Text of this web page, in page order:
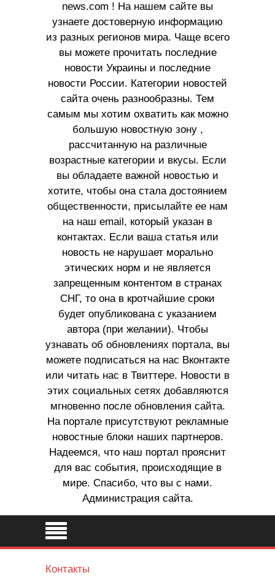
news.com ! На нашем сайте вы
узнаете достоверную информацию
из разных регионов мира. Чаще всего
вы можете прочитать последние
новости Украины и последние
новости России. Категории новостей
сайта очень разнообразны. Тем
самым мы хотим охватить как можно
большую новостную зону ,
рассчитанную на различные
возрастные категории и вкусы. Если
вы обладаете важной новостью и
хотите, чтобы она стала достоянием
общественности, присылайте ее нам
на наш email, который указан в
контактах. Если ваша статья или
новость не нарушает морально
этических норм и не является
запрещенным контентом в странах
СНГ, то она в кротчайшие сроки
будет опубликована с указанием
автора (при желании). Чтобы
узнавать об обновлениях портала, вы
можете подписаться на нас Вконтакте
или читать нас в Твиттере. Новости в
этих социальных сетях добавляются
мгновенно после обновления сайта.
На портале присутствуют рекламные
новостные блоки наших партнеров.
Надеемся, что наш портал прояснит
для вас события, происходящие в
мире. Спасибо, что вы с нами.
Администрация сайта.
Контакты